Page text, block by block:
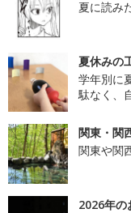
夏に読み
夏休みの
学年別に
駄なく、
関東・関
関東や関
2026年の